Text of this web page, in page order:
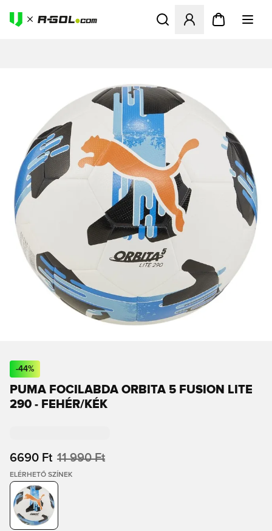
Megnyit egy modált a
-44%
PUMA FOCILABDA ORBITA 5 FUSION LITE
290 - FEHÉR/KÉK
6690 Ft 11 990 Ft
ELÉRHETŐ SZÍNEK